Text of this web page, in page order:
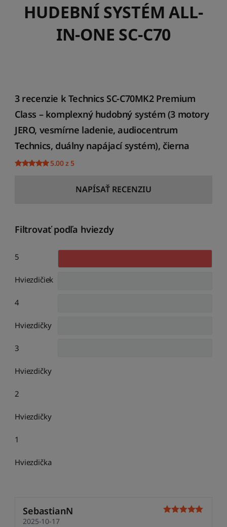
HUDEBNÍ SYSTÉM ALL-
IN-ONE SC-C70
3 recenzie k Technics SC-C70MK2 Premium
Class – komplexný hudobný systém (3 motory
JERO, vesmírne ladenie, audiocentrum
Technics, duálny napájací systém), čierna
5.00 z 5
NAPÍSAŤ RECENZIU
Filtrovať podľa hviezdy
5
Hviezdičiek
4
Hviezdičky
3
Hviezdičky
2
Hviezdičky
1
Hviezdička
SebastianN
2025-10-17